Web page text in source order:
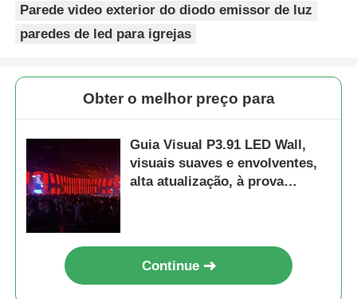
Parede video exterior do diodo emissor de luz
paredes de led para igrejas
Obter o melhor preço para
Guia Visual P3.91 LED Wall,
visuais suaves e envolventes,
alta atualização, à prova
Continue